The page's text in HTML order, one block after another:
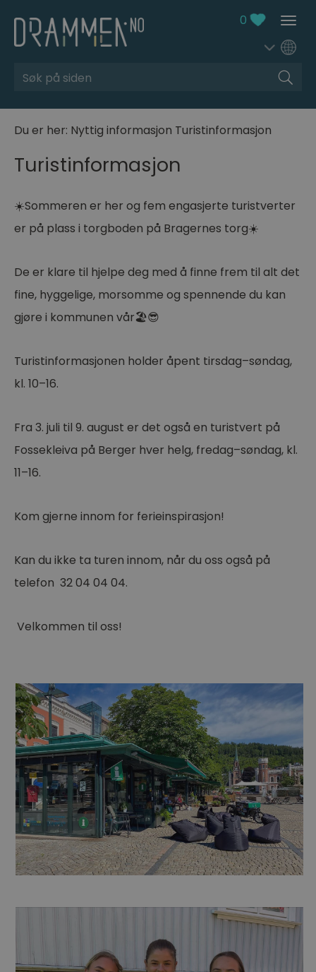
0
Søk
Du er her: Nyttig informasjon Turistinformasjon
Turistinformasjon
☀️Sommeren er her og fem engasjerte turistverter
er på plass i torgboden på Bragernes torg☀️
De er klare til hjelpe deg med å finne frem til alt det
fine, hyggelige, morsomme og spennende du kan
gjøre i kommunen vår🏖️😎
Turistinformasjonen holder åpent tirsdag–søndag,
kl. 10–16.
Fra 3. juli til 9. august er det også en turistvert på
Fossekleiva på Berger hver helg, fredag–søndag, kl.
11–16.
Kom gjerne innom for ferieinspirasjon!
Kan du ikke ta turen innom, når du oss også på
telefon 32 04 04 04.
Velkommen til oss!